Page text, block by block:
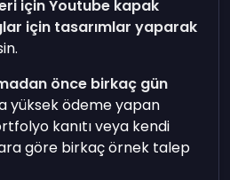
için Youtube kapak
için tasarımlar yaparak
önce birkaç gün
yüksek ödeme yapan
kanıtı veya kendi
göre birkaç örnek talep